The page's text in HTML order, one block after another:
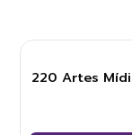
220 Artes